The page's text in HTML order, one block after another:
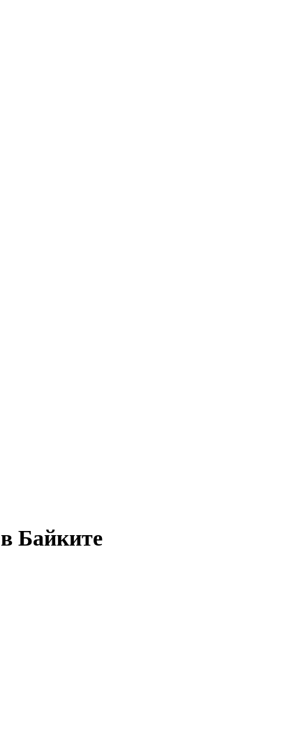
Байките